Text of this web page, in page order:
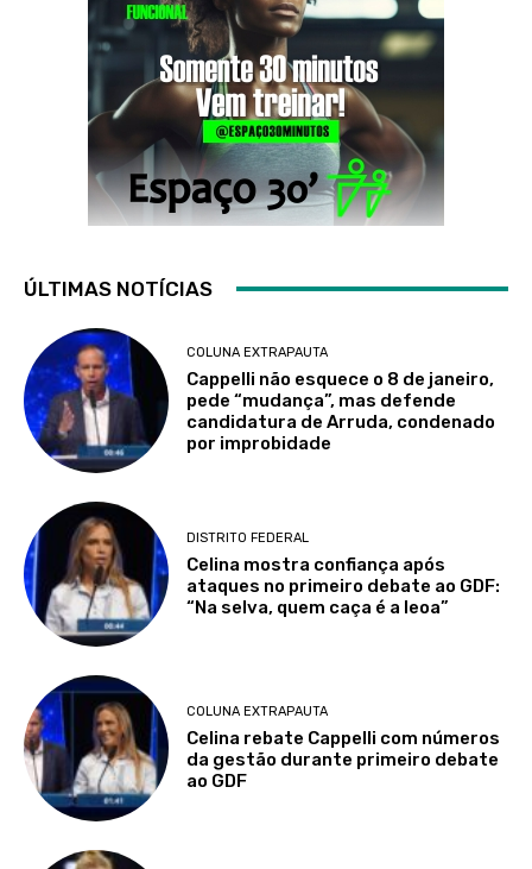
ÚLTIMAS NOTÍCIAS
COLUNA EXTRAPAUTA
Cappelli não esquece o 8 de janeiro,
pede “mudança”, mas defende
candidatura de Arruda, condenado
por improbidade
DISTRITO FEDERAL
Celina mostra confiança após
ataques no primeiro debate ao GDF:
“Na selva, quem caça é a leoa”
COLUNA EXTRAPAUTA
Celina rebate Cappelli com números
da gestão durante primeiro debate
ao GDF